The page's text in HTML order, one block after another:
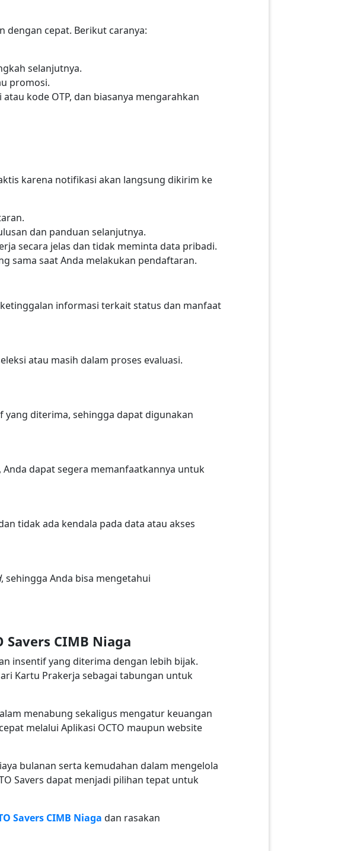
dengan cepat. Berikut caranya:
selanjutnya.
promosi.
kode OTP, dan biasanya mengarahkan
karena notifikasi akan langsung dikirim ke
dan panduan selanjutnya.
secara jelas dan tidak meminta data pribadi.
sama saat Anda melakukan pendaftaran.
informasi terkait status dan manfaat
atau masih dalam proses evaluasi.
yang diterima, sehingga dapat digunakan
dapat segera memanfaatkannya untuk
tidak ada kendala pada data atau akses
, sehingga Anda bisa mengetahui
Savers CIMB Niaga
insentif yang diterima dengan lebih bijak.
Kartu Prakerja sebagai tabungan untuk
menabung sekaligus mengatur keuangan
melalui Aplikasi OCTO maupun website
bulanan serta kemudahan dalam mengelola
Savers dapat menjadi pilihan tepat untuk
Savers CIMB Niaga dan rasakan